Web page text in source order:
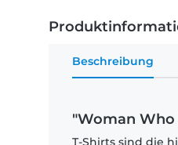
Beschreibung
"Woman Who